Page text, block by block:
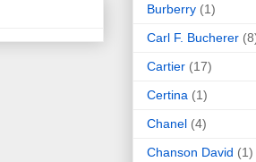
Burberry (1)
Carl F. Bucherer
Cartier (17)
Certina (1)
Chanel (4)
Chanson David (1)